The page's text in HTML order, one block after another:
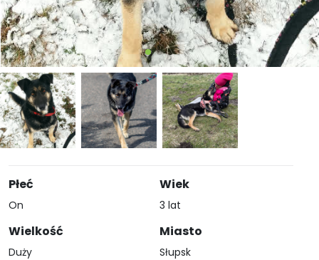
Płeć
On
Wielkość
Duży
Wiek
3 lat
Miasto
Słupsk